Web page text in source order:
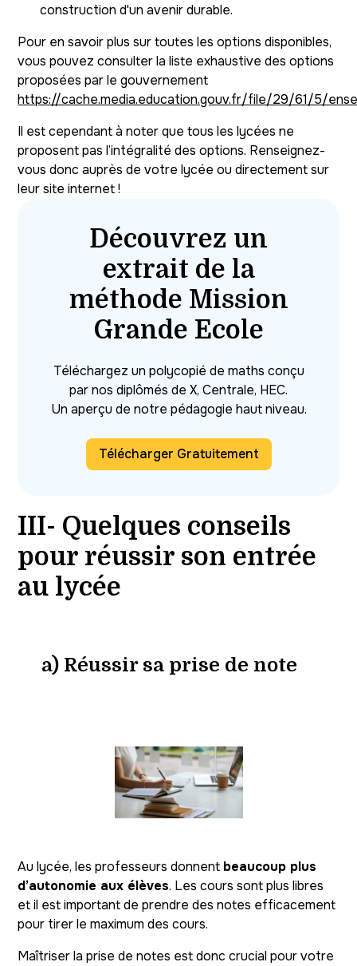
construction d'un avenir durable.
Pour en savoir plus sur toutes les options disponibles,
vous pouvez consulter la liste exhaustive des options
proposées par le gouvernement
https://cache.media.education.gouv.fr/file/29/61/5/
Il est cependant à noter que tous les lycées ne
proposent pas l’intégralité des options. Renseignez-
vous donc auprès de votre lycée ou directement sur
leur site internet !
Découvrez un
extrait de la
méthode Mission
Grande Ecole
Téléchargez un polycopié de maths conçu
par nos diplômés de X, Centrale, HEC.
Un aperçu de notre pédagogie haut niveau.
Télécharger Gratuitement
III- Quelques conseils
pour réussir son entrée
au lycée
a) Réussir sa prise de note
Au lycée, les professeurs donnent beaucoup plus
d’autonomie aux élèves. Les cours sont plus libres
et il est important de prendre des notes efficacement
pour tirer le maximum des cours.
Maîtriser la prise de notes est donc crucial pour votre